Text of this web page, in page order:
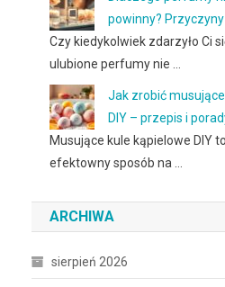
powinny?
Czy kiedykolwiek zdarzyło Ci
ulubione perfumy nie …
Jak zrobić
DIY – przepis i
Musujące kule kąpielowe DIY
efektowny sposób na …
ARCHIWA
sierpień 2026